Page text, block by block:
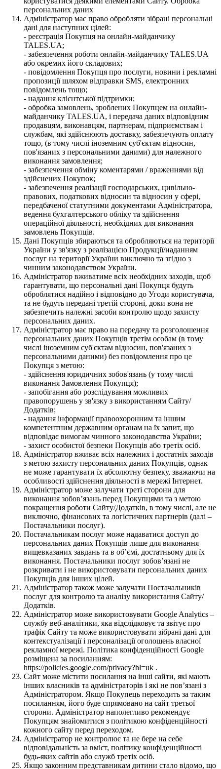
персональних даних
Адміністратор має право обробляти зібрані персональні
дані для наступних цілей:
- реєстрація Покупця на онлайн-майданчику
TALES.UA;
- забезпечення роботи онлайн-майданчику TALES.UA
або окремих його складових;
- повідомлення Покупця про послуги, новини і рекламні
пропозиції шляхом відправки SMS, електронних
повідомлень тощо;
- надання клієнтської підтримки;
- обробка замовлень, зроблених Покупцем на онлайн-
майданчику TALES.UA, і передача даних відповідним
продавцям, виконавцям, партнерам, підприємствам і
службам, які здійснюють доставку, забезпечують оплату
тощо, (в тому числі іноземним суб'єктам відносин,
пов'язаних з персональними даними) для належного
виконання замовлення;
- забезпечення обміну коментарями / враженнями від
здійснених Покупок;
- забезпечення реалізації господарських, цивільно-
правових, податкових відносин та відносин у сфері,
передбаченої статутними документами Адміністратора,
ведення бухгалтерського обліку та здійснення
операційної діяльності, необхідних для виконання
замовлень Покупців.
Дані Покупців збираються та обробляються на території
України у зв'язку з реалізацією Продукції/наданням
послуг на території України виключно та згідно з
чинним законодавством України.
Адміністратор вживатиме всіх необхідних заходів, щоб
гарантувати, що персональні дані Покупця будуть
оброблятися надійно і відповідно до Угоди користувача,
та не будуть передані третій стороні, доки вона не
забезпечить належні засоби контролю щодо захисту
персональних даних.
Адміністратор має право на передачу та розголошення
персональних даних Покупців третім особам (в тому
числі іноземним суб'єктам відносин, пов'язаних з
персональними даними) без повідомлення про це
Покупця з метою:
- здійснення юридичних зобов'язань (у тому числі
виконання Замовлення Покупця);
- запобігання або розслідування можливих
правопорушень у зв'язку з використанням Сайту/
Додатків;
- надання інформації правоохоронним та іншим
компетентним державним органам на їх запит, що
відповідає вимогам чинного законодавства України;
- захист особистої безпеки Покупців або третіх осіб.
Адміністратор вживає всіх належних і достатніх заходів
з метою захисту персональних даних Покупців, однак
не може гарантувати їх абсолютну безпеку, зважаючи на
особливості здійснення діяльності в мережі Інтернет.
Адміністратор може залучати треті сторони для
виконання зобов’язань перед Покупцями та з метою
покращення роботи Сайту/Додатків, в тому числі, але не
виключно, фінансових та логістичних партнерів (далі –
Постачальники послуг).
Постачальникам послуг може надаватися доступ до
персональних даних Покупців лише для виконання
вищевказаних завдань та в об’ємі, достатньому для їх
виконання. Постачальники послуг зобов’язані не
розкривати і не використовувати персональних даних
Покупців для інших цілей.
Адміністратор також може залучати Постачальників
послуг для контролю та аналізу використання Сайту/
Додатків.
Адміністратор може використовувати Google Analytics –
службу веб-аналітики, яка відслідковує та звітує про
трафік Сайту та може використовувати зібрані дані для
контекстуалізації і персоналізації оголошень власної
рекламної мережі. Політика конфіденційності Google
розміщена за посиланням:
https://policies.google.com/privacy?hl=uk .
Сайт може містити посилання на інші сайти, які мають
інших власників та адміністраторів і які не пов’язані з
Адміністратором. Якщо Покупець переходить за таким
посиланням, його буде спрямовано на сайт третьої
сторони. Адміністратор наполегливо рекомендує
Покупцям знайомитися з політикою конфіденційності
кожного сайту перед переходом.
Адміністратор не контролює та не бере на себе
відповідальність за вміст, політику конфіденційності
будь-яких сайтів або служб третіх осіб.
Якщо законним представникам дитини стало відомо, що